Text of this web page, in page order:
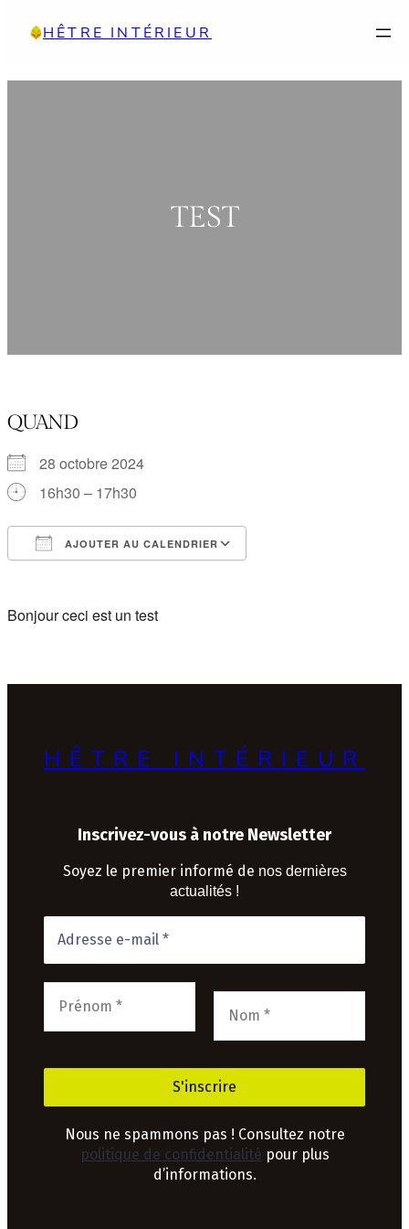
HÊTRE INTÉRIEUR
TEST
QUAND
28 octobre 2024
16h30 – 17h30
AJOUTER AU CALENDRIER
Bonjour ceci est un test
HÊTRE INTÉRIEUR
Inscrivez-vous à notre Newsletter
Soyez le premier informé de nos dernières
actualités !
Nous ne spammons pas ! Consultez notre
politique de confidentialité pour plus
d’informations.